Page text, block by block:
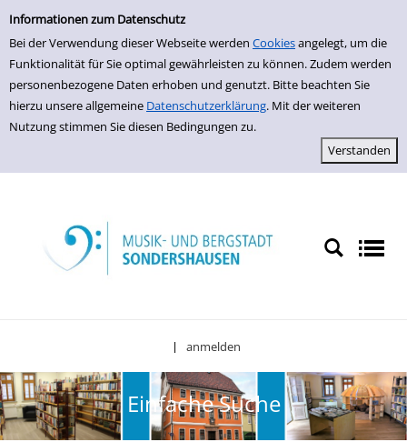
Einfache Suche
Informationen zum Datenschutz
Bei der Verwendung dieser Webseite werden Cookiesangelegt, um die
Funktionalität für Sie optimal gewährleisten zu können. Zudem werden
personenbezogene Daten erhoben und genutzt. Bitte beachten Sie
hierzu unsere allgemeine Datenschutzerklärung. Mit der weiteren
Nutzung stimmen Sie diesen Bedingungen zu.
Zur Detailanzeige springen
| anmelden
Einfache Suche